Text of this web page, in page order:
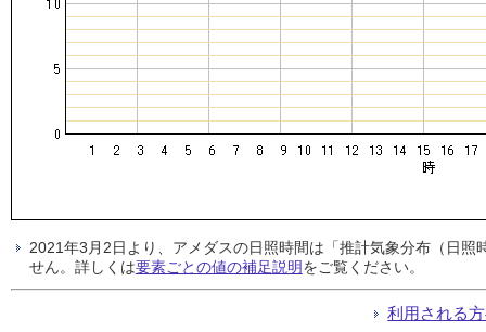
2021年3月2日より、アメダスの日照時間は「推計気象分布（日
せん。詳しくは要素ごとの値の補足説明をご覧ください。
利用される